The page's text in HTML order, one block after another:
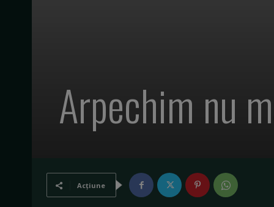
Arpechim nu
Acțiune